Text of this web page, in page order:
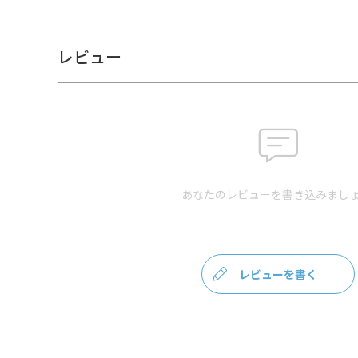
外寸：高さ35cm、幅27cm、マチ15cm
内ポケット：高さ17.5cm、幅20cm
＜重さ＞ 625g（持ち手・ベルト含む）
＜内容量＞11L
レビュー
あなたのレビューを書き込みまし
レビューを書く